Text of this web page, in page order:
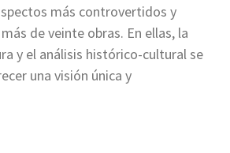
más controvertidos y
de veinte obras. En ellas, la
y el análisis histórico-cultural se
una visión única y